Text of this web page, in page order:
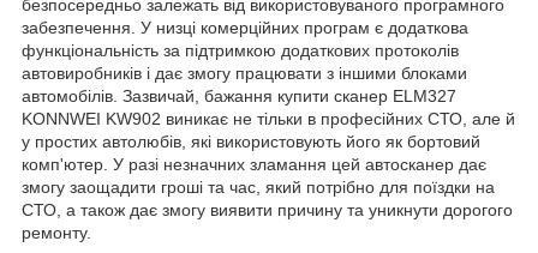
безпосередньо залежать від використовуваного програмного
забезпечення. У низці комерційних програм є додаткова
функціональність за підтримкою додаткових протоколів
автовиробників і дає змогу працювати з іншими блоками
автомобілів. Зазвичай, бажання купити сканер ELM327
KONNWEI KW902 виникає не тільки в професійних СТО, але й
у простих автолюбів, які використовують його як бортовий
комп'ютер. У разі незначних зламання цей автосканер дає
змогу заощадити гроші та час, який потрібно для поїздки на
СТО, а також дає змогу виявити причину та уникнути дорогого
ремонту.